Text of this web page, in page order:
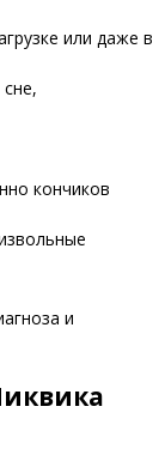
или даже в
кончиков
и